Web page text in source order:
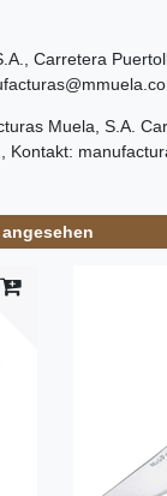
Carretera
Muela, S.A.
, Kontakt: